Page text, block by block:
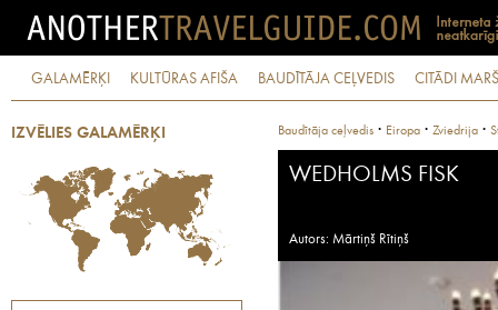
GALAMĒRĶI KULTŪRAS AFIŠA BAUDĪTĀJA CEĻVEDIS CITĀDI
IZVĒLIES GALAMĒRĶI Baudītāja ceļvedis · Eiropa · Zviedrija ·
WEDHOLMS FISK
Autors: Mārtiņš Rītiņš